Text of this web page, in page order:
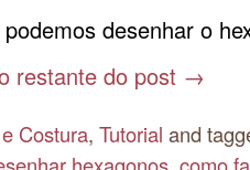
desenhar o
restante do post →
Costura, Tutorial and